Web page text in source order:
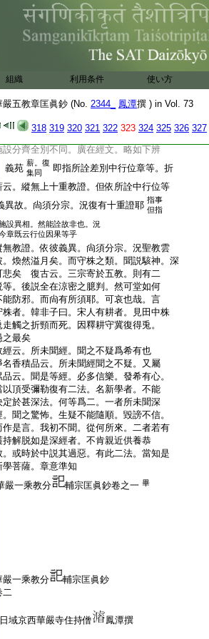
組織 利用条件 使い方
嚴五教章匡眞鈔 (No. 2344_ 鳳潭撰 ) in Vol. 73
318 319 320 321 322 323 324 325 326 327
混融無礙。總爲一團。故云智藏大海
乃是
水流
元在海。月落不
又彼三乘
。此同一乘。三一
別。不可一律而混。請後學幸精審焉
上十證足爲龜鏡 義苑云。謂。如上十
。經之與論。證成三乘外別有一乘。如觀
掌。類彼蓍龜辨其吉凶。明鏡鑒其姸醜。
成引大鈔云。神龜有靈。能知吉凶。秦鏡
膽。能鑑邪正也
設分齊全別不同。廣在經文。略如下辨
義苑 薪。復
集同
即指所詮差別中行位章等。折
云。縱無上十重教證。但依所詮中行位等
異故。尙須分宗。況復有十重證耶 指事
但指
設異相。然能詮故非也。況
章既云行位因果等乎
無教證。依彼義異。尙須分宗。況聖教雲
。煥然溢月矣。而守株之類。聞説駭神。深
悲矣 復古云。三宗寄於五教。則有二
等。後説全在涼密之臆判。然可堂如何
能防邪。而尙有所須耶。可哀也哉。言
株者。韓非子曰。宋人有耕者。見田中株
走觸之折頸而死。因釋耕守冀復得兎。
之最矣
經云。所未聞經。聞之不疑爲希有也
名香積品云。所未聞經聞之不疑。又屬
品云。聞是等經。必多信樂。發希有心。
以頂受彌勒復有二法。名新學者。不能
定於甚深法。何等爲二。一者所未聞深
。聞之驚怖。生疑不能隨順。毀謗不信。
作是言。我初不聞。從何所來。二者若有
持解脱如是深經者。不肯親近供養恭
。或時於中説其過惡。有此二法。當知是
學菩薩。章意準知
嚴一乘教分
輔宗匡眞鈔卷之一 畢
嚴一乘教分
輔宗匡眞鈔
二
域京西華嚴寺住持僧 鳳潭撰